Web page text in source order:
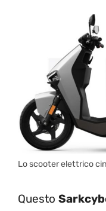
Lo scooter elettrico
Questo